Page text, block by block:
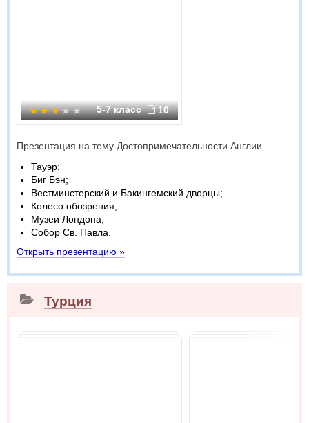
5-7 класс 10
Презентация на тему Достопримечательности Англии
Тауэр;
Биг Бэн;
Вестминстерский и Бакингемский дворцы;
Колесо обозрения;
Музеи Лондона;
Собор Св. Павла.
Открыть презентацию »
Турция